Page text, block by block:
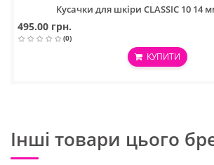
Кусачки для шкіри CLASSIC 10 14
495.00 грн.
(0)
КУПИТИ
Інші товари цього